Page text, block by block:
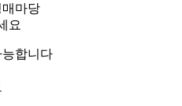
매마당
요
합니다